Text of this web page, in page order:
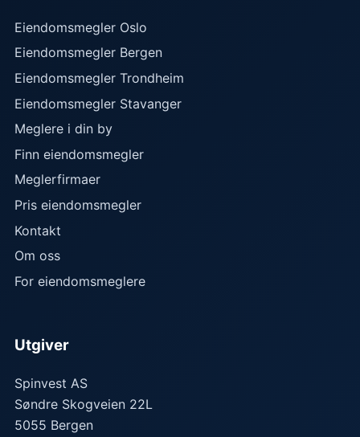
Eiendomsmegler Oslo
Eiendomsmegler Bergen
Eiendomsmegler Trondheim
Eiendomsmegler Stavanger
Meglere i din by
Finn eiendomsmegler
Meglerfirmaer
Pris eiendomsmegler
Kontakt
Om oss
For eiendomsmeglere
Utgiver
Spinvest AS
Søndre Skogveien 22L
5055 Bergen